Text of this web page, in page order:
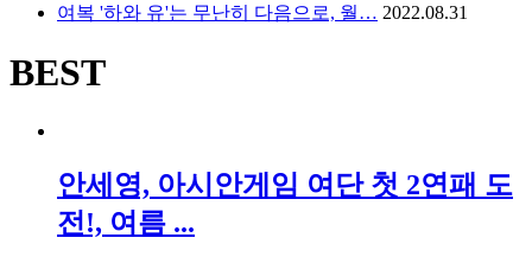
여복 '하와 유'는 무난히 다음으로, 월… 2022.08.31
BEST
안세영, 아시안게임 여단 첫 2연패 도
전!, 여름 ...